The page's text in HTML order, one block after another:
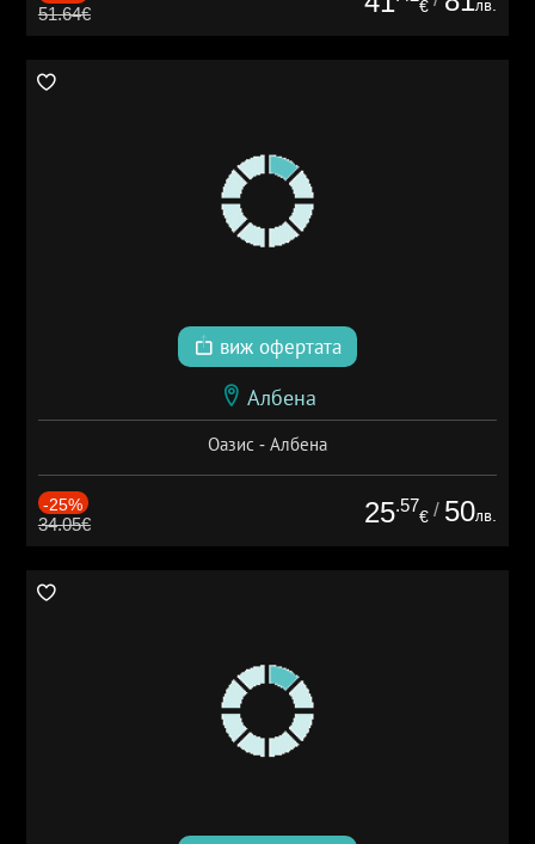
51.64€ € лв.
виж офертата
Албена
Оазис - Албена
-25%
34.05€ 25.57
€ / 50лв.